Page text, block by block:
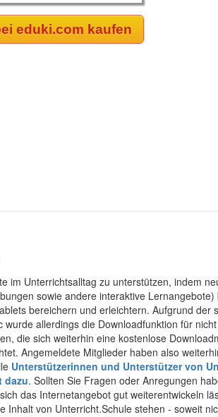
eduki.com kaufen
im Unterrichtsalltag zu unterstützen, indem
sowie andere interaktive
bereichern und erleichtern. Aufgrund der
allerdings die Downloadfunktion für
die sich weiterhin eine kostenlose
Angemeldete Mitglieder haben also
Unterstützerinnen und Unterstützer von
dazu. Sollten Sie Fragen oder Anregungen
das Internetangebot gut weiterentwickeln
von Unterricht.Schule stehen - soweit